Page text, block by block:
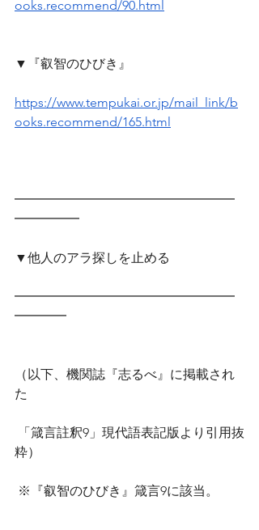
ooks.recommend/90.html
▼『叡智のひびき』
https://www.tempukai.or.jp/mail_link/b
ooks.recommend/165.html
━━━━━━━━━━━━━━━━━
━━━━━
▼他人のアラ探しを止める
━━━━━━━━━━━━━━━━━
━━━━
（以下、機関誌『志るべ』に掲載され
た
「箴言註釈9」現代語表記版より引用抜
粋）
※『叡智のひびき』箴言9に該当。